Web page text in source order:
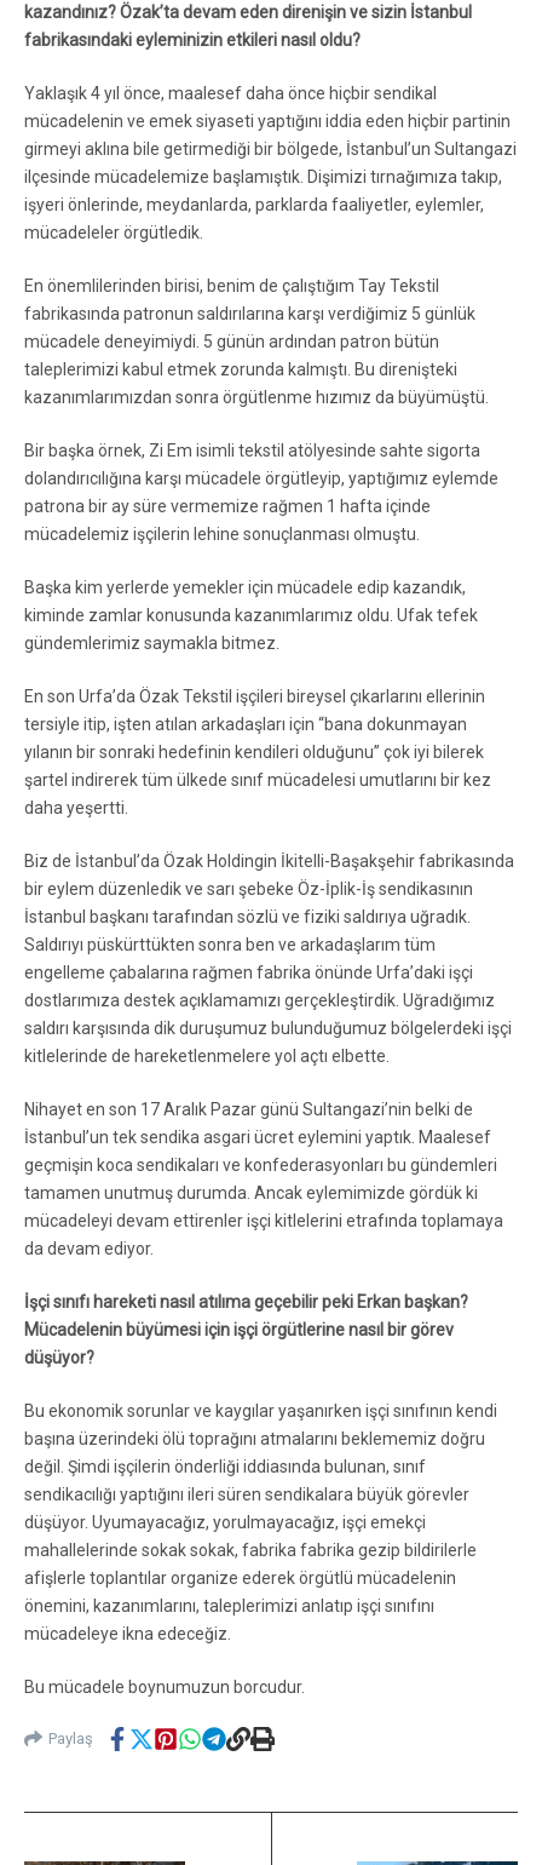
kazandınız? Özak’ta devam eden direnişin ve sizin İstanbul
fabrikasındaki eyleminizin etkileri nasıl oldu?
Yaklaşık 4 yıl önce, maalesef daha önce hiçbir sendikal
mücadelenin ve emek siyaseti yaptığını iddia eden hiçbir partinin
girmeyi aklına bile getirmediği bir bölgede, İstanbul’un Sultangazi
ilçesinde mücadelemize başlamıştık. Dişimizi tırnağımıza takıp,
işyeri önlerinde, meydanlarda, parklarda faaliyetler, eylemler,
mücadeleler örgütledik.
En önemlilerinden birisi, benim de çalıştığım Tay Tekstil
fabrikasında patronun saldırılarına karşı verdiğimiz 5 günlük
mücadele deneyimiydi. 5 günün ardından patron bütün
taleplerimizi kabul etmek zorunda kalmıştı. Bu direnişteki
kazanımlarımızdan sonra örgütlenme hızımız da büyümüştü.
Bir başka örnek, Zi Em isimli tekstil atölyesinde sahte sigorta
dolandırıcılığına karşı mücadele örgütleyip, yaptığımız eylemde
patrona bir ay süre vermemize rağmen 1 hafta içinde
mücadelemiz işçilerin lehine sonuçlanması olmuştu.
Başka kim yerlerde yemekler için mücadele edip kazandık,
kiminde zamlar konusunda kazanımlarımız oldu. Ufak tefek
gündemlerimiz saymakla bitmez.
En son Urfa’da Özak Tekstil işçileri bireysel çıkarlarını ellerinin
tersiyle itip, işten atılan arkadaşları için “bana dokunmayan
yılanın bir sonraki hedefinin kendileri olduğunu” çok iyi bilerek
şartel indirerek tüm ülkede sınıf mücadelesi umutlarını bir kez
daha yeşertti.
Biz de İstanbul’da Özak Holdingin İkitelli-Başakşehir fabrikasında
bir eylem düzenledik ve sarı şebeke Öz-İplik-İş sendikasının
İstanbul başkanı tarafından sözlü ve fiziki saldırıya uğradık.
Saldırıyı püskürttükten sonra ben ve arkadaşlarım tüm
engelleme çabalarına rağmen fabrika önünde Urfa’daki işçi
dostlarımıza destek açıklamamızı gerçekleştirdik. Uğradığımız
saldırı karşısında dik duruşumuz bulunduğumuz bölgelerdeki işçi
kitlelerinde de hareketlenmelere yol açtı elbette.
Nihayet en son 17 Aralık Pazar günü Sultangazi’nin belki de
İstanbul’un tek sendika asgari ücret eylemini yaptık. Maalesef
geçmişin koca sendikaları ve konfederasyonları bu gündemleri
tamamen unutmuş durumda. Ancak eylemimizde gördük ki
mücadeleyi devam ettirenler işçi kitlelerini etrafında toplamaya
da devam ediyor.
İşçi sınıfı hareketi nasıl atılıma geçebilir peki Erkan başkan?
Mücadelenin büyümesi için işçi örgütlerine nasıl bir görev
düşüyor?
Bu ekonomik sorunlar ve kaygılar yaşanırken işçi sınıfının kendi
başına üzerindeki ölü toprağını atmalarını beklememiz doğru
değil. Şimdi işçilerin önderliği iddiasında bulunan, sınıf
sendikacılığı yaptığını ileri süren sendikalara büyük görevler
düşüyor. Uyumayacağız, yorulmayacağız, işçi emekçi
mahallelerinde sokak sokak, fabrika fabrika gezip bildirilerle
afişlerle toplantılar organize ederek örgütlü mücadelenin
önemini, kazanımlarını, taleplerimizi anlatıp işçi sınıfını
mücadeleye ikna edeceğiz.
Bu mücadele boynumuzun borcudur.
Paylaş